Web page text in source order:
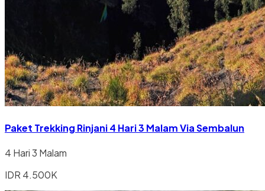
Paket Trekking Rinjani 4 Hari 3 Malam Via Sembalun
4 Hari 3 Malam
IDR 4.500K